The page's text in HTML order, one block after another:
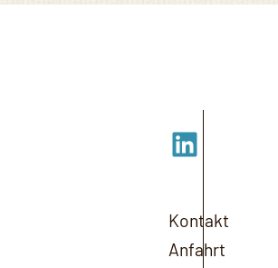
LinkedIn
Kontakt
Anfahrt